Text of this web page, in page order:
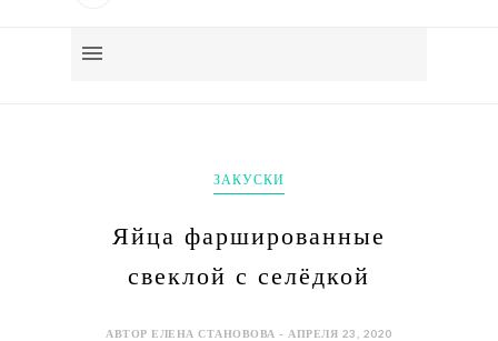
ЗАКУСКИ
Яйца фаршированные
свеклой с селёдкой
АВТОР ЕЛЕНА СТАНОВОВА - АПРЕЛЯ 23, 2020